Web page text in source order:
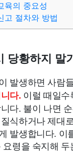
교육 교통
육의 중요성
고 절차와 방법
당황하지 말기
발생하면 사람
다. 이럴 때일
다. 불이 나면
식하거나 제대
발생합니다. 이
요령을 숙지해